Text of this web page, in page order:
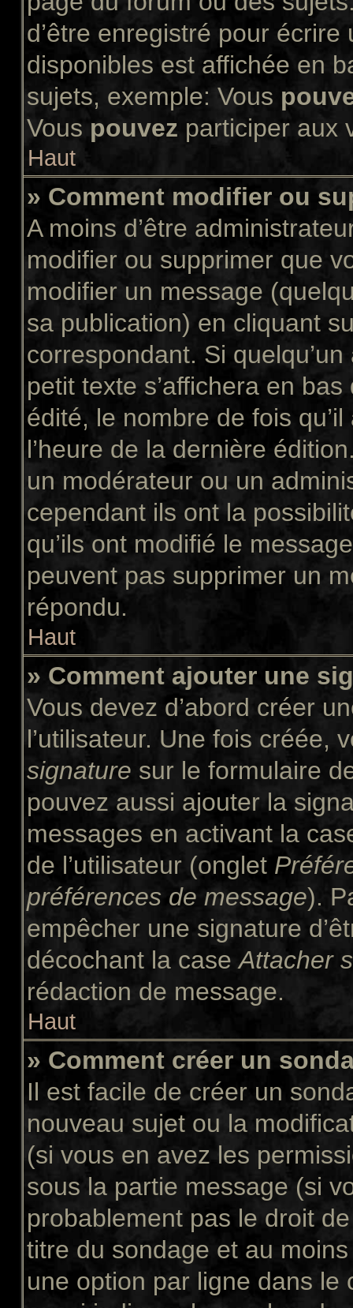
d’être enregistré pour
disponibles est affichée en
sujets, exemple: Vous
Vous pouvez participer aux
Haut
» Comment modifier ou
A moins d’être
modifier ou supprimer que
modifier un message
sa publication) en cliquant
correspondant. Si
petit texte s’affichera en
édité, le nombre de fois
l’heure de la dernière
un modérateur ou un
cependant ils ont la
qu’ils ont modifié le
peuvent pas supprimer un
répondu.
Haut
» Comment ajouter une
Vous devez d’abord créer
l’utilisateur. Une fois créée,
signature sur le formulaire
pouvez aussi ajouter la
messages en activant la
de l’utilisateur (onglet
préférences de message).
empêcher une signature
décochant la caseAttacher
rédaction de message.
Haut
» Comment créer un
Il est facile de créer un
nouveau sujet ou la
(si vous en avez les
sous la partie message (si
probablement pas le droit
titre du sondage et au
une option par ligne dans le